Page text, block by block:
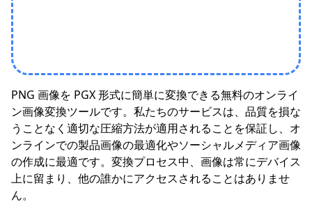
PNG 画像を PGX 形式に簡単に変換できる無料のオンライ
ン画像変換ツールです。私たちのサービスは、品質を損な
うことなく適切な圧縮方法が適用されることを保証し、オ
ンラインでの製品画像の最適化やソーシャルメディア画像
の作成に最適です。変換プロセス中、画像は常にデバイス
上に留まり、他の誰かにアクセスされることはありませ
ん。